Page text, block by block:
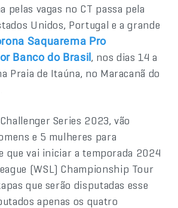
pelas vagas no CT passa pela
Unidos, Portugal e a grande
Saquarema Pro
Banco do Brasil, nos dias 14 a
Praia de Itaúna, no Maracanã do
Series 2023, vão
e 5 mulheres para
que vai iniciar a temporada 2024
(WSL) Championship Tour
que serão disputadas esse
apenas os quatro